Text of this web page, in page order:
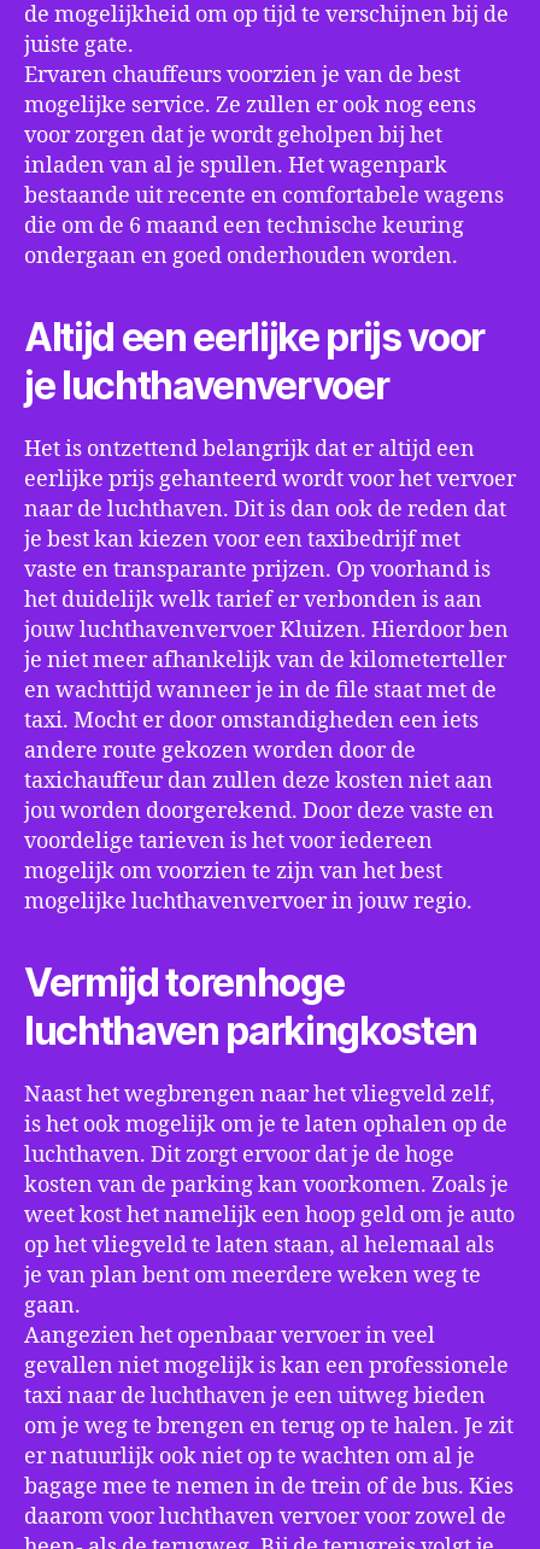
de mogelijkheid om op tijd te verschijnen bij de
juiste gate.
Ervaren chauffeurs voorzien je van de best
mogelijke service. Ze zullen er ook nog eens
voor zorgen dat je wordt geholpen bij het
inladen van al je spullen. Het wagenpark
bestaande uit recente en comfortabele wagens
die om de 6 maand een technische keuring
ondergaan en goed onderhouden worden.
Altijd een eerlijke prijs voor
je luchthavenvervoer
Het is ontzettend belangrijk dat er altijd een
eerlijke prijs gehanteerd wordt voor het vervoer
naar de luchthaven. Dit is dan ook de reden dat
je best kan kiezen voor een taxibedrijf met
vaste en transparante prijzen. Op voorhand is
het duidelijk welk tarief er verbonden is aan
jouw luchthavenvervoer Kluizen. Hierdoor ben
je niet meer afhankelijk van de kilometerteller
en wachttijd wanneer je in de file staat met de
taxi. Mocht er door omstandigheden een iets
andere route gekozen worden door de
taxichauffeur dan zullen deze kosten niet aan
jou worden doorgerekend. Door deze vaste en
voordelige tarieven is het voor iedereen
mogelijk om voorzien te zijn van het best
mogelijke luchthavenvervoer in jouw regio.
Vermijd torenhoge
luchthaven parkingkosten
Naast het wegbrengen naar het vliegveld zelf,
is het ook mogelijk om je te laten ophalen op de
luchthaven. Dit zorgt ervoor dat je de hoge
kosten van de parking kan voorkomen. Zoals je
weet kost het namelijk een hoop geld om je auto
op het vliegveld te laten staan, al helemaal als
je van plan bent om meerdere weken weg te
gaan.
Aangezien het openbaar vervoer in veel
gevallen niet mogelijk is kan een professionele
taxi naar de luchthaven je een uitweg bieden
om je weg te brengen en terug op te halen. Je zit
er natuurlijk ook niet op te wachten om al je
bagage mee te nemen in de trein of de bus. Kies
daarom voor luchthaven vervoer voor zowel de